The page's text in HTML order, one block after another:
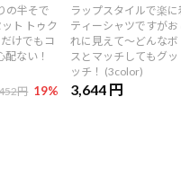
の半そで
ト トゥク
けでもコ
ない！
円 19%
ラップスタイルで楽に
ティーシャツですがお
れに見えて～どんなボ
スとマッチしてもグッ
ッチ！ (3color)
3,644 円